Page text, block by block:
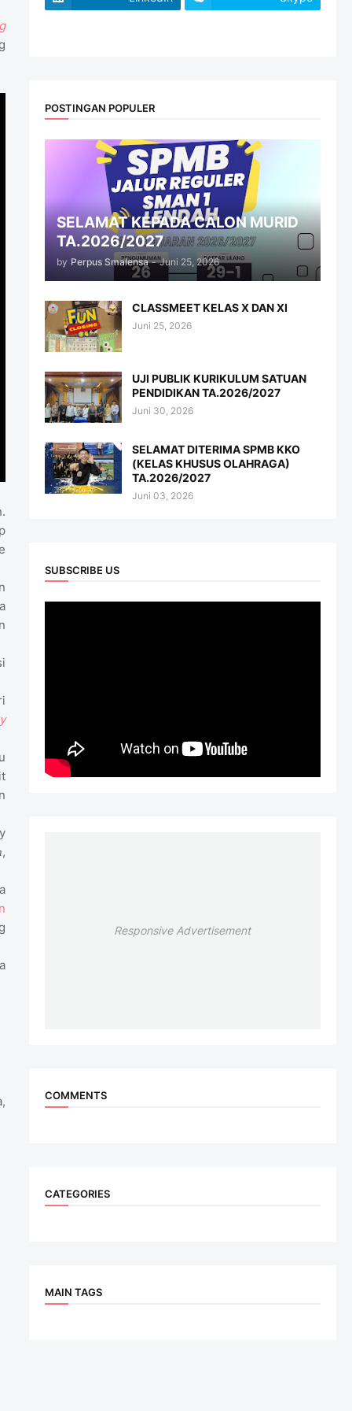
,
POSTINGAN POPULER
SELAMAT KEPADA CALON MURID
TA.2026/2027
by Perpus Smalensa - Juni 25, 2026
CLASSMEET KELAS X DAN XI
Juni 25, 2026
UJI PUBLIK KURIKULUM SATUAN
PENDIDIKAN TA.2026/2027
Juni 30, 2026
SELAMAT DITERIMA SPMB KKO
(KELAS KHUSUS OLAHRAGA)
TA.2026/2027
Juni 03, 2026
SUBSCRIBE US
Responsive Advertisement
COMMENTS
CATEGORIES
MAIN TAGS